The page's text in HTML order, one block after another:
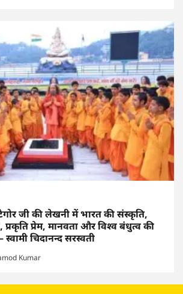
जी की लेखनी में भारत की संस्कृति,
प्रेम, मानवता और विश्व बंधुत्व की
चिदानन्द सरस्वती
Kumar